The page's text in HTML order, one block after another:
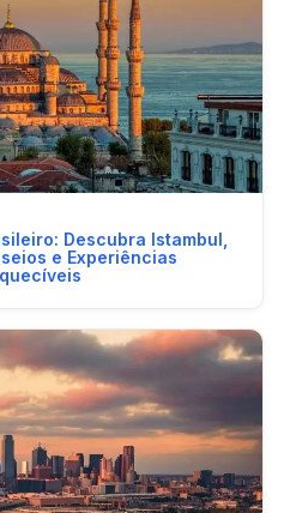
Descubra Istambul,
e Experiências